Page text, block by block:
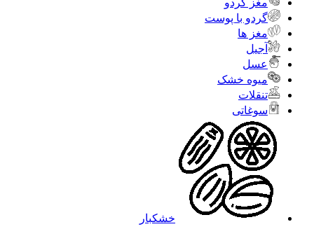
مغز گردو
گردو با پوست
مغز ها
آجیل
عسل
میوه خشک
تنقلات
سوغاتی
خشکبار